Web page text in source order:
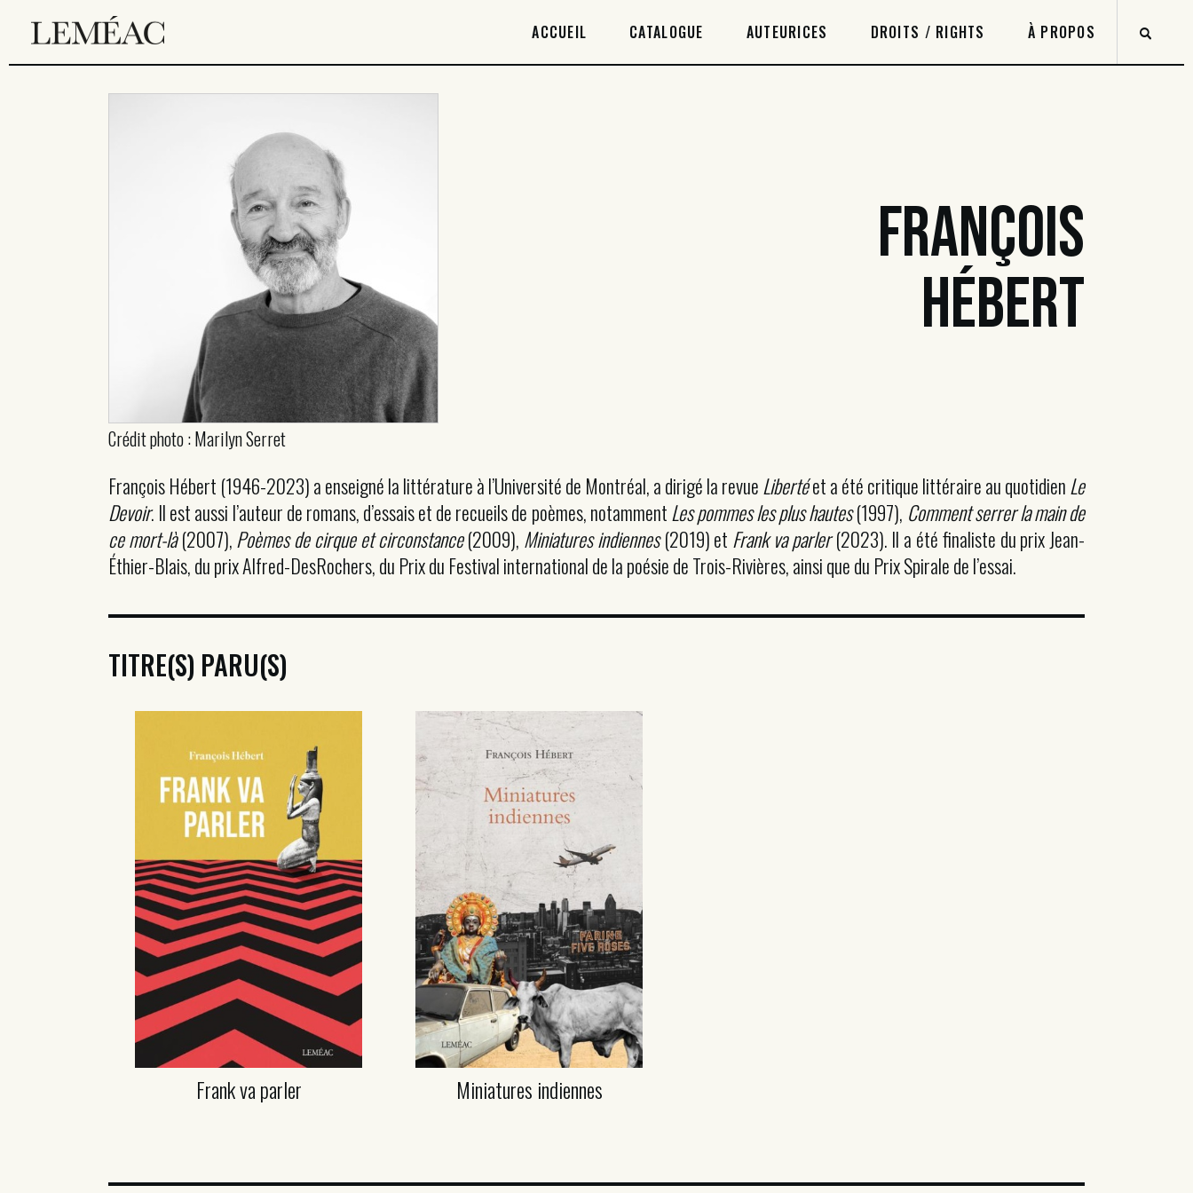
ACCUEIL CATALOGUE AUTEURICES DROITS / RIGHTS À PROPOS
CATALOGUE
Crédit photo : Marilyn Serret
FRANÇOIS
HÉBERT
François Hébert (1946-2023) a enseigné la littérature à l’Université de Montréal, a dirigé la revue Libertéet a été critique littéraire au quotidien Le
Devoir. Il est aussi l’auteur de romans, d’essais et de recueils de poèmes, notamment Les pommes les plus hautes(1997), Comment serrer la main de
ce mort-là(2007), Poèmes de cirque et circonstance(2009), Miniatures indiennes(2019) et Frank va parler(2023). Il a été finaliste du prix Jean-
Éthier-Blais, du prix Alfred-DesRochers, du Prix du Festival international de la poésie de Trois-Rivières, ainsi que du Prix Spirale de l’essai.
TITRE(S) PARU(S)
Frank va parler Miniatures indiennes